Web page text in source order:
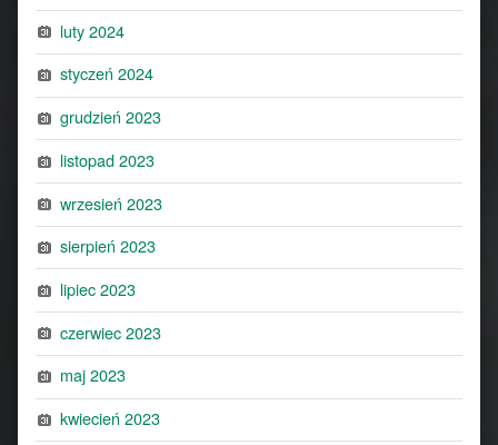
luty 2024
styczeń 2024
grudzień 2023
listopad 2023
wrzesień 2023
sierpień 2023
lipiec 2023
czerwiec 2023
maj 2023
kwiecień 2023